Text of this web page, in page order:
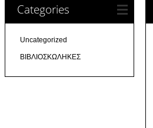
Categories
Uncategorized
ΒΙΒΛΙΟΣΚΩΛΗΚΕΣ